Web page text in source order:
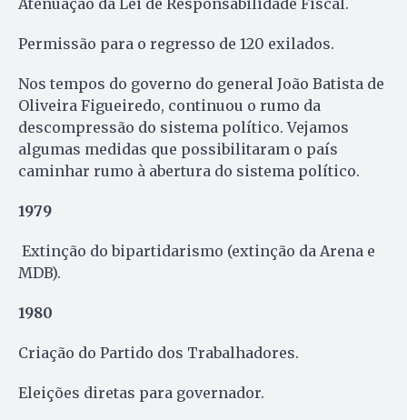
Permissão para o regresso de 120 exilados.
Nos tempos do governo do general João Batista de
Oliveira Figueiredo, continuou o rumo da
descompressão do sistema político. Vejamos
algumas medidas que possibilitaram o país
caminhar rumo à abertura do sistema político.
1979
Extinção do bipartidarismo (extinção da Arena e
MDB).
1980
Criação do Partido dos Trabalhadores.
Eleições diretas para governador.